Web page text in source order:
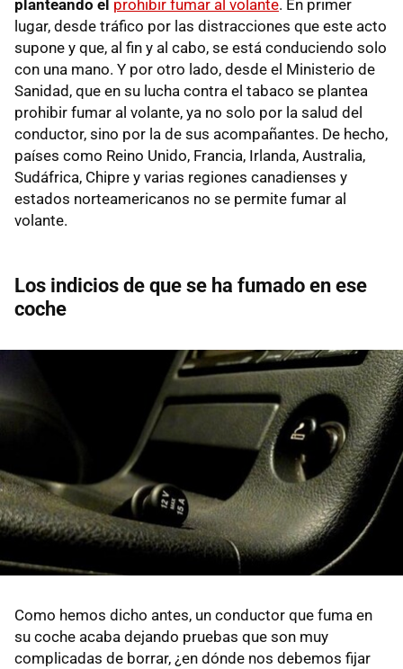
planteando el prohibir fumar al volante. En primer
lugar, desde tráfico por las distracciones que este acto
supone y que, al fin y al cabo, se está conduciendo solo
con una mano. Y por otro lado, desde el Ministerio de
Sanidad, que en su lucha contra el tabaco se plantea
prohibir fumar al volante, ya no solo por la salud del
conductor, sino por la de sus acompañantes. De hecho,
países como Reino Unido, Francia, Irlanda, Australia,
Sudáfrica, Chipre y varias regiones canadienses y
estados norteamericanos no se permite fumar al
volante.
Los indicios de que se ha fumado en ese
coche
Como hemos dicho antes, un conductor que fuma en
su coche acaba dejando pruebas que son muy
complicadas de borrar, ¿en dónde nos debemos fijar